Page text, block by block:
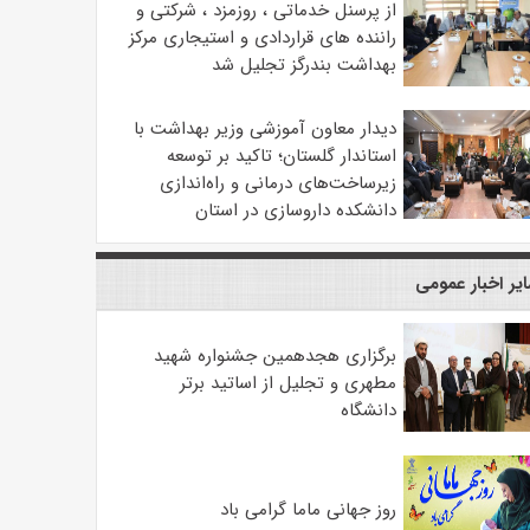
از پرسنل خدماتی ، روزمزد ، شرکتی و
راننده های قراردادی و استیجاری مرکز
بهداشت بندرگز تجلیل شد
دیدار معاون آموزشی وزیر بهداشت با
استاندار گلستان؛ تاکید بر توسعه
زیرساخت‌های درمانی و راه‌اندازی
دانشکده داروسازی در استان
اخبار عمومی
برگزاری هجدهمین جشنواره شهید
مطهری و تجلیل از اساتید برتر
دانشگاه
روز جهانی ماما گرامی باد